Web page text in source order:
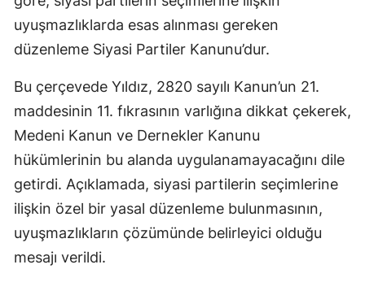
uyuşmazlıklarda esas alınması gereken
düzenleme Siyasi Partiler Kanunu’dur.
Bu çerçevede Yıldız, 2820 sayılı Kanun’un 21.
maddesinin 11. fıkrasının varlığına dikkat çekerek,
Medeni Kanun ve Dernekler Kanunu
hükümlerinin bu alanda uygulanamayacağını dile
getirdi. Açıklamada, siyasi partilerin seçimlerine
ilişkin özel bir yasal düzenleme bulunmasının,
uyuşmazlıkların çözümünde belirleyici olduğu
mesajı verildi.